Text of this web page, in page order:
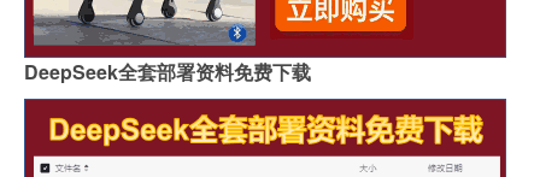
DeepSeek全套部署资料免费下载